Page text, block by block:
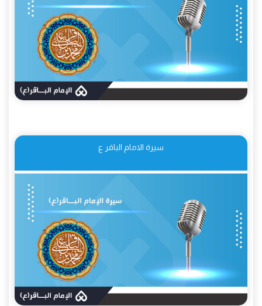
سيرة الامام الباقر ع